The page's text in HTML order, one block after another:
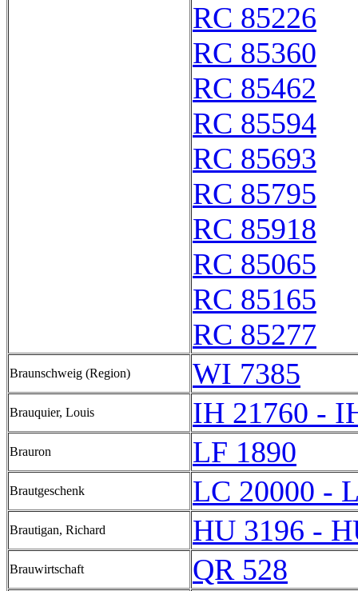
RC 85226
RC 85360
RC 85462
RC 85594
RC 85693
RC 85795
RC 85918
RC 85065
RC 85165
RC 85277
Braunschweig (Region) WI 7385
Brauquier, Louis IH 21760 -
Brauron LF 1890
Brautgeschenk LC 20000 -
Brautigan, Richard HU 3196 -
Brauwirtschaft QR 528